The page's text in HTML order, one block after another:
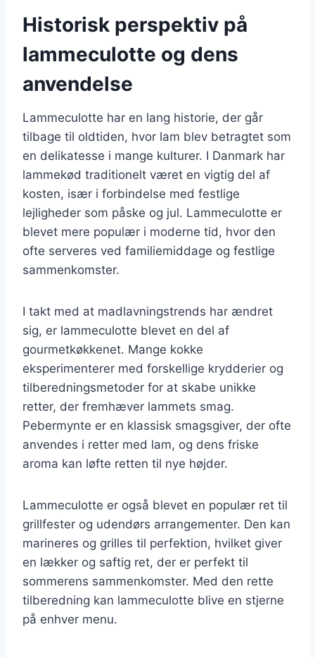
Historisk perspektiv på
lammeculotte og dens
anvendelse
Lammeculotte har en lang historie, der går
tilbage til oldtiden, hvor lam blev betragtet som
en delikatesse i mange kulturer. I Danmark har
lammekød traditionelt været en vigtig del af
kosten, især i forbindelse med festlige
lejligheder som påske og jul. Lammeculotte er
blevet mere populær i moderne tid, hvor den
ofte serveres ved familiemiddage og festlige
sammenkomster.
I takt med at madlavningstrends har ændret
sig, er lammeculotte blevet en del af
gourmetkøkkenet. Mange kokke
eksperimenterer med forskellige krydderier og
tilberedningsmetoder for at skabe unikke
retter, der fremhæver lammets smag.
Pebermynte er en klassisk smagsgiver, der ofte
anvendes i retter med lam, og dens friske
aroma kan løfte retten til nye højder.
Lammeculotte er også blevet en populær ret til
grillfester og udendørs arrangementer. Den kan
marineres og grilles til perfektion, hvilket giver
en lækker og saftig ret, der er perfekt til
sommerens sammenkomster. Med den rette
tilberedning kan lammeculotte blive en stjerne
på enhver menu.